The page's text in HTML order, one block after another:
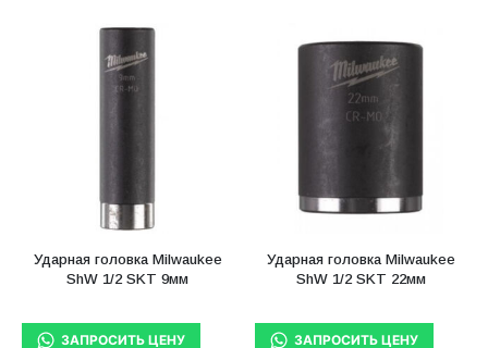
Ударная головка Milwaukee
ShW 1/2 SKT 9мм
Ударная головка Milwaukee
ShW 1/2 SKT 22мм